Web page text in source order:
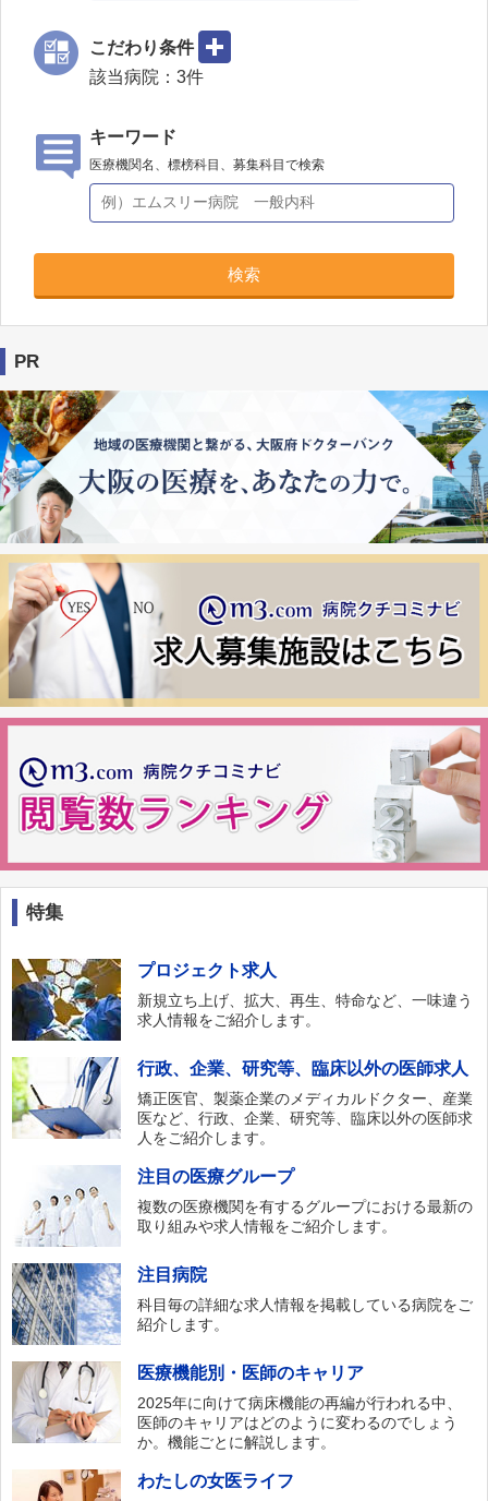
こだわり条件
該当病院： 3件
キーワード
医療機関名、標榜科目、募集科目で検索
検索
PR
特集
プロジェクト求人
新規立ち上げ、拡大、再生、特命など、一味違う
求人情報をご紹介します。
行政、企業、研究等、臨床以外の医師求人
矯正医官、製薬企業のメディカルドクター、産業
医など、行政、企業、研究等、臨床以外の医師求
人をご紹介します。
注目の医療グループ
複数の医療機関を有するグループにおける最新の
取り組みや求人情報をご紹介します。
注目病院
科目毎の詳細な求人情報を掲載している病院をご
紹介します。
医療機能別・医師のキャリア
2025年に向けて病床機能の再編が行われる中、
医師のキャリアはどのように変わるのでしょう
か。機能ごとに解説します。
わたしの女医ライフ